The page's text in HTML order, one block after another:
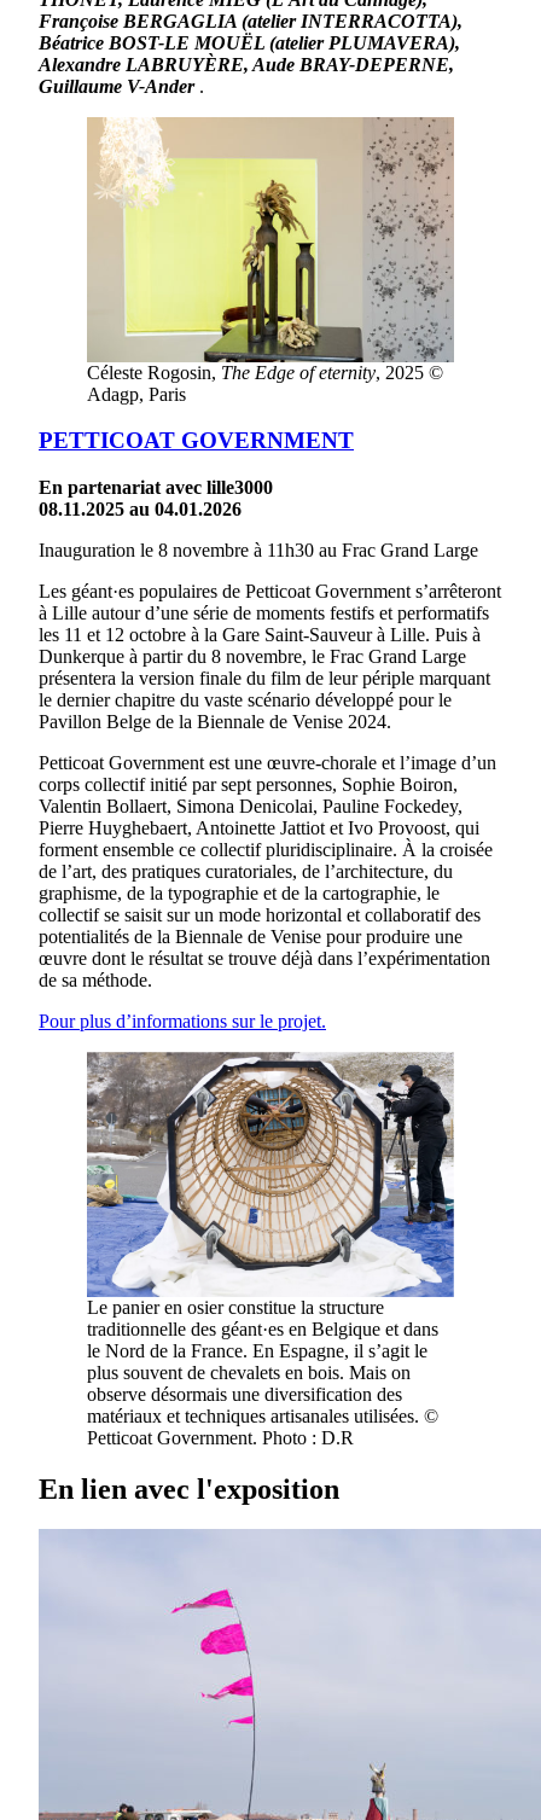
Françoise BERGAGLIA (atelier INTERRACOTTA),
Béatrice BOST-LE MOUËL (atelier PLUMAVERA),
Alexandre LABRUYÈRE, Aude BRAY-DEPERNE,
Guillaume V-Ander .
Céleste Rogosin, The Edge of eternity, 2025 ©
Adagp, Paris
PETTICOAT GOVERNMENT
En partenariat avec lille3000
08.11.2025 au 04.01.2026
Inauguration le 8 novembre à 11h30 au Frac Grand Large
Les géant·es populaires de Petticoat Government s’arrêteront
à Lille autour d’une série de moments festifs et performatifs
les 11 et 12 octobre à la Gare Saint-Sauveur à Lille. Puis à
Dunkerque à partir du 8 novembre, le Frac Grand Large
présentera la version finale du film de leur périple marquant
le dernier chapitre du vaste scénario développé pour le
Pavillon Belge de la Biennale de Venise 2024.
Petticoat Government est une œuvre-chorale et l’image d’un
corps collectif initié par sept personnes, Sophie Boiron,
Valentin Bollaert, Simona Denicolai, Pauline Fockedey,
Pierre Huyghebaert, Antoinette Jattiot et Ivo Provoost, qui
forment ensemble ce collectif pluridisciplinaire. À la croisée
de l’art, des pratiques curatoriales, de l’architecture, du
graphisme, de la typographie et de la cartographie, le
collectif se saisit sur un mode horizontal et collaboratif des
potentialités de la Biennale de Venise pour produire une
œuvre dont le résultat se trouve déjà dans l’expérimentation
de sa méthode.
Pour plus d’informations sur le projet.
Le panier en osier constitue la structure
traditionnelle des géant·es en Belgique et dans
le Nord de la France. En Espagne, il s’agit le
plus souvent de chevalets en bois. Mais on
observe désormais une diversification des
matériaux et techniques artisanales utilisées. ©
Petticoat Government. Photo : D.R
En lien avec l'exposition